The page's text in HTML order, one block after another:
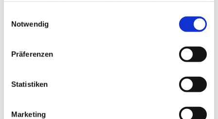
Notwendig
Präferenzen
Statistiken
Marketing